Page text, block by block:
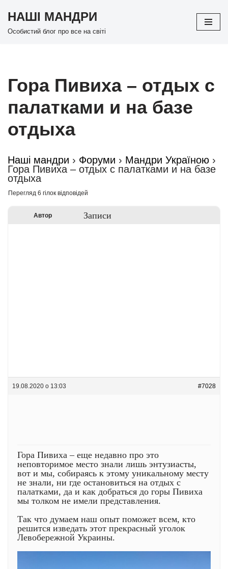
Перейти
НАШІ МАНДРИ
Особистий блог про все на світі
Гора Пивиха – отдых с
палатками и на базе
отдыха
Наші мандри › Форуми › Мандри Україною ›
Гора Пивиха – отдых с палатками и на базе
отдыха
Перегляд 6 гілок відповідей
Автор Записи
19.08.2020 о 13:03 #7028
Гора Пивиха – еще недавно про это
неповторимое место знали лишь энтузиасты,
вот и мы, собираясь к этому уникальному месту
не знали, ни где остановиться на отдых с
палатками, да и как добраться до горы Пивиха
мы толком не имели представления.
Так что думаем наш опыт поможет всем, кто
решится изведать этот прекрасный уголок
Левобережной Украины.